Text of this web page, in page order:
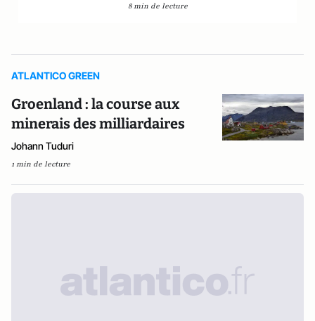
8 min de lecture
ATLANTICO GREEN
Groenland : la course aux
minerais des milliardaires
Johann Tuduri
1 min de lecture